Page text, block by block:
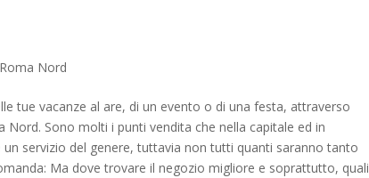
Nord
tue vacanze al are, di un evento o di una festa, attraverso
Sono molti i punti vendita che nella capitale ed in
servizio del genere, tuttavia non tutti quanti saranno tanto
Ma dove trovare il negozio migliore e soprattutto, quali